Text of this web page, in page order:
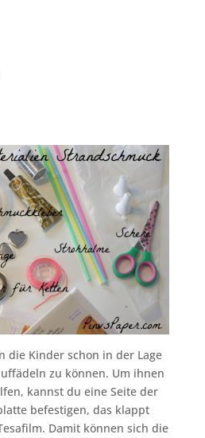
die Kinder schon in der Lage
zu können. Um ihnen
kannst du eine Seite der
befestigen, das klappt
Damit können sich die